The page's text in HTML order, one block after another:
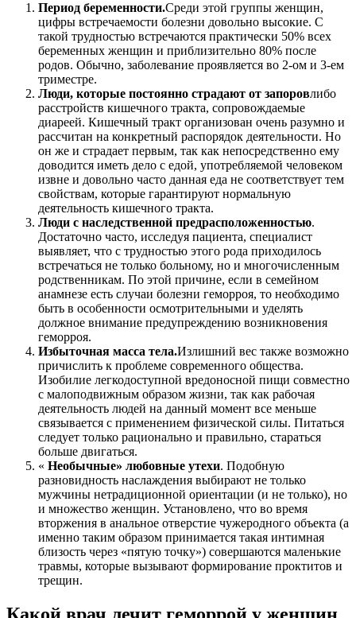
Период беременности.Среди этой группы женщин,
цифры встречаемости болезни довольно высокие. С
такой трудностью встречаются практически 50% всех
беременных женщин и приблизительно 80% после
родов. Обычно, заболевание проявляется во 2-ом и 3-ем
триместре.
Люди, которые постоянно страдают от запоровлибо
расстройств кишечного тракта, сопровождаемые
диареей. Кишечный тракт организован очень разумно и
рассчитан на конкретный распорядок деятельности. Но
он же и страдает первым, так как непосредственно ему
доводится иметь дело с едой, употребляемой человеком
извне и довольно часто данная еда не соответствует тем
свойствам, которые гарантируют нормальную
деятельность кишечного тракта.
Люди с наследственной предрасположенностью.
Достаточно часто, исследуя пациента, специалист
выявляет, что с трудностью этого рода приходилось
встречаться не только больному, но и многочисленным
родственникам. По этой причине, если в семейном
анамнезе есть случаи болезни геморроя, то необходимо
быть в особенности осмотрительными и уделять
должное внимание предупреждению возникновения
геморроя.
Избыточная масса тела.Излишний вес также возможно
причислить к проблеме современного общества.
Изобилие легкодоступной вредоносной пищи совместно
с малоподвижным образом жизни, так как рабочая
деятельность людей на данный момент все меньше
связывается с применением физической силы. Питаться
следует только рационально и правильно, стараться
больше двигаться.
« Необычные» любовные утехи. Подобную
разновидность наслаждения выбирают не только
мужчины нетрадиционной ориентации (и не только), но
и множество женщин. Установлено, что во время
вторжения в анальное отверстие чужеродного объекта (а
именно таким образом принимается такая интимная
близость через «пятую точку») совершаются маленькие
травмы, которые вызывают формирование проктитов и
трещин.